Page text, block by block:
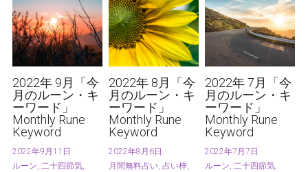
2022年 9月「今
月のルーン・キ
ーワード」
Monthly Rune
Keyword
2022年9月11日 ·
ルーン, 二十四節気,
2022年 8月「今
月のルーン・キ
ーワード」
Monthly Rune
Keyword
2022年8月6日 ·
月間無料占い, 占い梓,
2022年 7月「今
月のルーン・キ
ーワード」
Monthly Rune
Keyword
2022年7月7日 ·
ルーン, 二十四節気,